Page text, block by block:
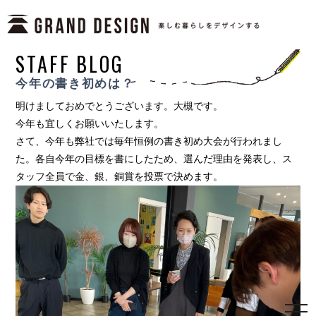
STAFF BLOG
今年の書き初めは？
明けましておめでとうございます。大槻です。
今年も宜しくお願いいたします。
さて、今年も弊社では毎年恒例の書き初め大会が行われまし
た。各自今年の目標を書にしたため、選んだ理由を発表し、ス
タッフ全員で金、銀、銅賞を投票で決めます。